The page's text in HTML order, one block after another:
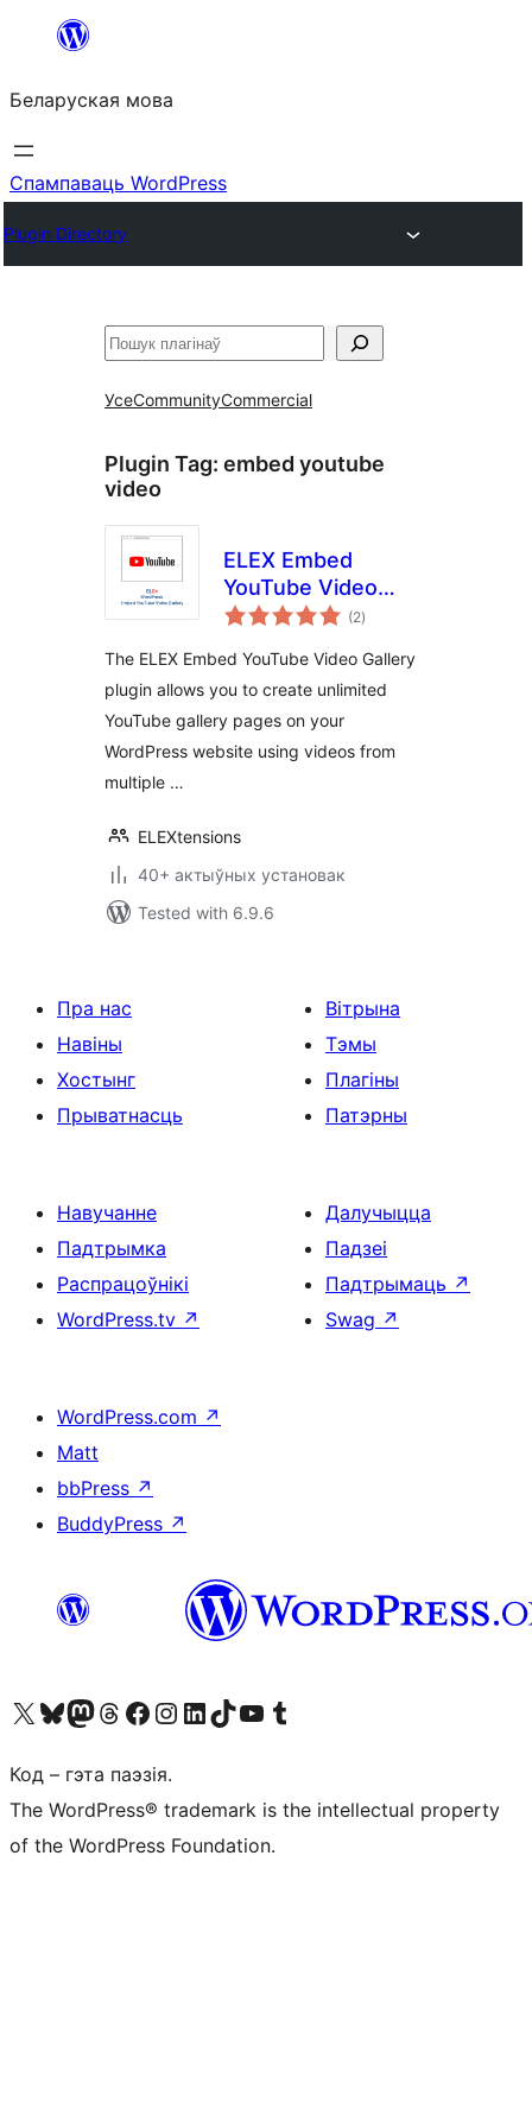
Перайсці
змесціва
Беларуская мова
Спампаваць WordPress
Plugin Directory
Пошук
УсеCommunityCommercial
Plugin Tag: embed youtube
video
ELEX Embed
YouTube Video
Gallery
(2total
ratings
)
The ELEX Embed YouTube Video Gallery
plugin allows you to create unlimited
YouTube gallery pages on your
WordPress website using videos from
multiple …
ELEXtensions
40+ актыўных установак
Tested with 6.9.6
Пра нас
Навіны
Хостынг
Прыватнасць
Вітрына
Тэмы
Плагіны
Патэрны
Навучанне
Падтрымка
Распрацоўнікі
WordPress.tv ↗
Далучыцца
Падзеі
Падтрымаць ↗
Swag ↗
WordPress.com ↗
Matt
bbPress ↗
BuddyPress ↗
Наведайце наш акаўнт у X (былы Twitter)
Visit our Bluesky account
Visit our Mastodon account
Visit our Threads account
Наведаеце нашу старонку на Facebook
Наведайце наш Instagram
Наведайце нашу старонку ў LinkedIn
Visit our TikTok account
Наведайце наш YouTube каналVisit our Tumblr account
Код – гэта паэзія.
The WordPress® trademark is the intellectual property
of the WordPress Foundation.